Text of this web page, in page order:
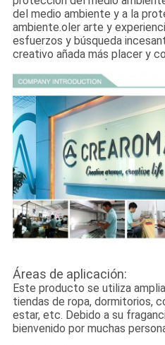
del medio ambiente y a la
ambiente.oler arte y
esfuerzos y búsqueda
creativo añada más placer y
Áreas de aplicación:
Este producto se utiliza
tiendas de ropa, dormitorios,
estar, etc. Debido a su
bienvenido por muchas